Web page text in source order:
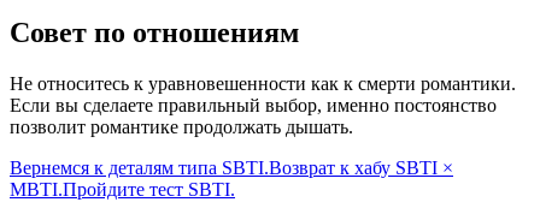
Совет по отношениям
Не относитесь к уравновешенности как к смерти романтики.
Если вы сделаете правильный выбор, именно постоянство
позволит романтике продолжать дышать.
Вернемся к деталям типа SBTI.Возврат к хабу SBTI ×
MBTI.Пройдите тест SBTI.